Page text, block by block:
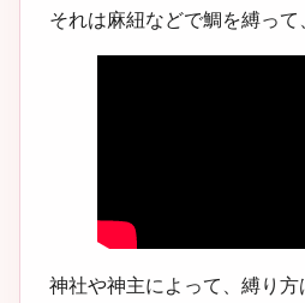
それは麻紐などで鯛を縛って
神社や神主によって、縛り方